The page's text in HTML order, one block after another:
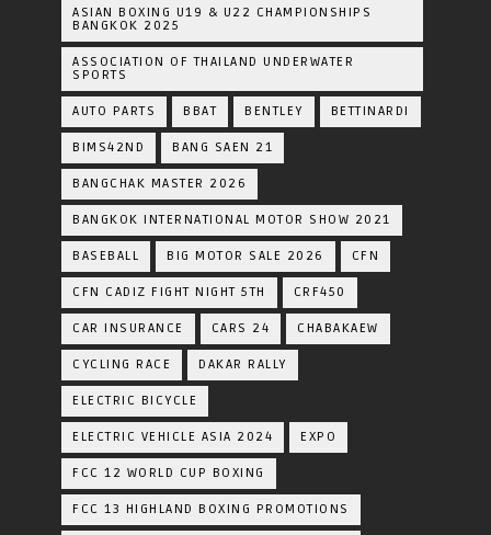
ASIAN BOXING U19 & U22 CHAMPIONSHIPS
BANGKOK 2025
ASSOCIATION OF THAILAND UNDERWATER
SPORTS
AUTO PARTS BBAT BENTLEY BETTINARDI
BIMS42ND BANG SAEN 21
BANGCHAK MASTER 2026
BANGKOK INTERNATIONAL MOTOR SHOW 2021
BASEBALL BIG MOTOR SALE 2026 CFN
CFN CADIZ FIGHT NIGHT 5TH CRF450
CAR INSURANCE CARS 24 CHABAKAEW
CYCLING RACE DAKAR RALLY
ELECTRIC BICYCLE
ELECTRIC VEHICLE ASIA 2024 EXPO
FCC 12 WORLD CUP BOXING
FCC 13 HIGHLAND BOXING PROMOTIONS